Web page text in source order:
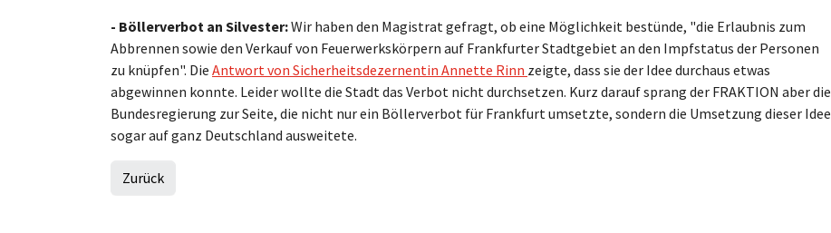
- Böllerverbot an Silvester:Wir haben den Magistrat gefragt, ob eine Möglichkeit bestünde, "die Erlaubnis zum
Abbrennen sowie den Verkauf von Feuerwerkskörpern auf Frankfurter Stadtgebiet an den Impfstatus der Personen
zu knüpfen". Die Antwort von Sicherheitsdezernentin Annette Rinn zeigte, dass sie der Idee durchaus etwas
abgewinnen konnte. Leider wollte die Stadt das Verbot nicht durchsetzen. Kurz darauf sprang der FRAKTION aber die
Bundesregierung zur Seite, die nicht nur ein Böllerverbot für Frankfurt umsetzte, sondern die Umsetzung dieser Idee
sogar auf ganz Deutschland ausweitete.
Zurück